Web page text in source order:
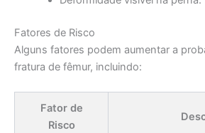
Fatores de Risco
Alguns fatores podem aumentar a
fratura de fêmur, incluindo:
Fator de
Risco